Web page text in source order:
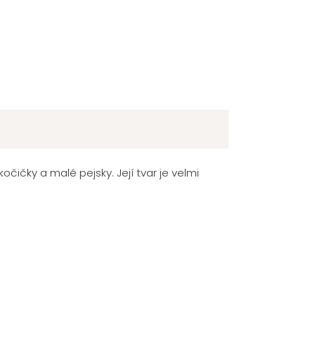
a malé pejsky. Její tvar je velmi